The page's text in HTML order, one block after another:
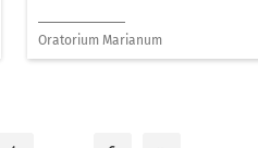
Oratorium Marianum